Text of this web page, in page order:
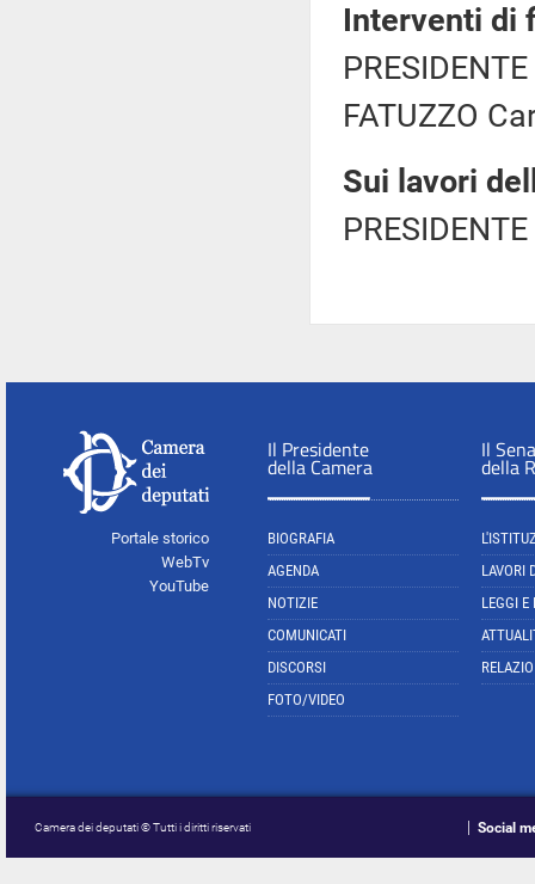
Interventi di
FATUZZO
Sui lavori
Portale storico
WebTv
YouTube
Il Presidente
della Camera
BIOGRAFIA
AGENDA
NOTIZIE
COMUNICATI
DISCORSI
FOTO/VIDEO
Il
della
LAVORI
LEGGI E
Camera dei deputati © Tutti i diritti riservati Social